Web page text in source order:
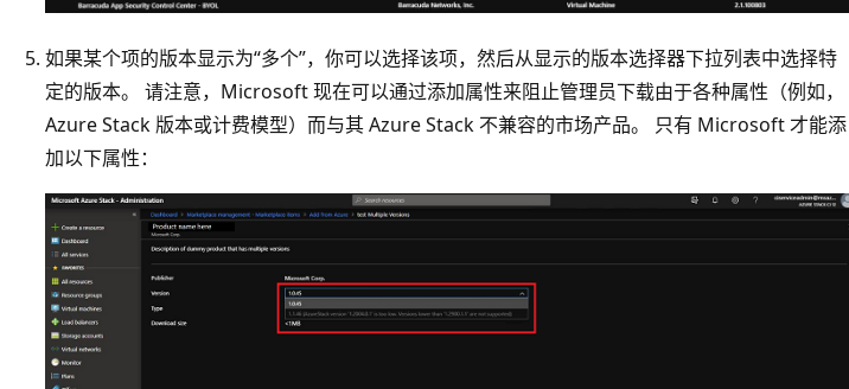
如果某个项的版本显示为“多个”，你可以选择该项，然后从显示的版本选择器下拉列表中选择特
定的版本。 请注意，Microsoft 现在可以通过添加属性来阻止管理员下载由于各种属性（例如，
Azure Stack 版本或计费模型）而与其 Azure Stack 不兼容的市场产品。 只有 Microsoft 才能添
加以下属性：